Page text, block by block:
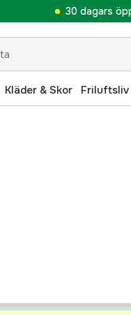
30 dagars
Kläder & Skor Friluftsliv